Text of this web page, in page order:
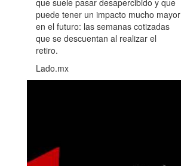
que suele pasar desapercibido y que
puede tener un impacto mucho mayor
en el futuro: las semanas cotizadas
que se descuentan al realizar el
retiro.
Lado.mx